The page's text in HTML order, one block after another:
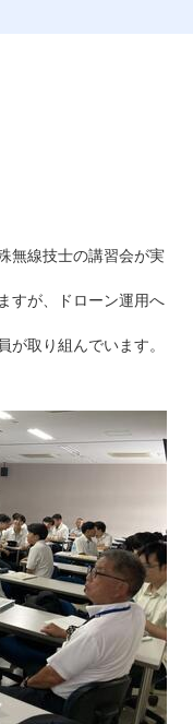
無線技士の講習会が実
すが、ドローン運用へ
が取り組んでいます。